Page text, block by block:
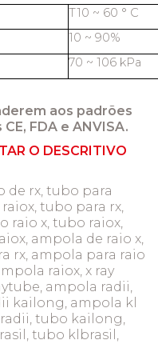
T10 ~ 60 ° C
10 ~ 90%
70 ~ 106 kPa
aos padrões
FDA e ANVISA.
O DESCRITIVO
de rx, tubo para
tubo para rx,
raio x, tubo raiox,
ampola de raio x,
rx, ampola para raio
raiox, x ray
ampola radii,
kailong, ampola kl
tubo kailong,
tubo klbrasil,